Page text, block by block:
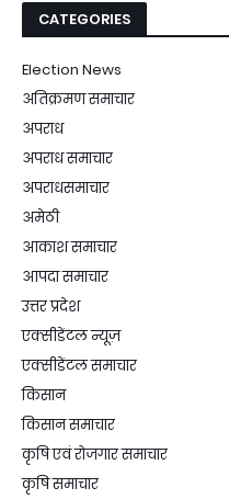
CATEGORIES
Election News
अतिक्रमण समाचार
अपराध
अपराध समाचार
अपराधसमाचार
अमेठी
आकाश समाचार
आपदा समाचार
उत्तर प्रदेश
एक्सीडेंटल न्यूज़
एक्सीडेंटल समाचार
किसान
किसान समाचार
कृषि एवं रोजगार समाचार
कृषि समाचार